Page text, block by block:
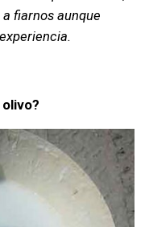
fiarnos aunque